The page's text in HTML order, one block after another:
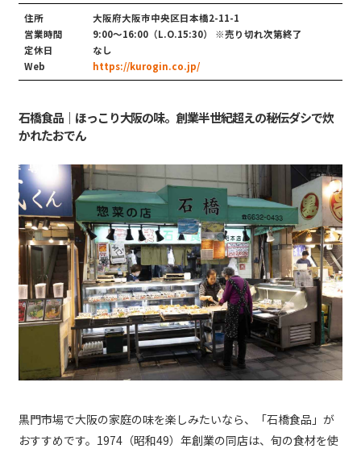
住所
大阪府大阪市中央区日本橋2-11-1
営業時間
9:00～16:00（L.O.15:30） ※売り切れ次第終了
定休日
なし
Web
https://kurogin.co.jp/
石橋食品｜ほっこり大阪の味。創業半世紀超えの秘伝ダシで炊
かれたおでん
黒門市場で大阪の家庭の味を楽しみたいなら、「石橋食品」が
おすすめです。1974（昭和49）年創業の同店は、旬の食材を使